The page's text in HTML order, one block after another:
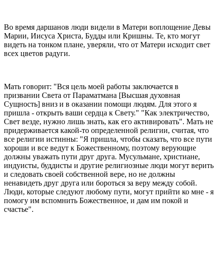
Во время даршанов люди видели в Матери воплощение Девы
Марии, Иисуса Христа, Будды или Кришны. Те, кто могут
видеть на тонком плане, уверяли, что от Матери исходит свет
всех цветов радуги.
Мать говорит: "Вся цель моей работы заключается в
призвании Света от Параматмана [Высшая духовная
Сущность] вниз и в оказании помощи людям. Для этого я
пришла - открыть ваши сердца к Свету." "Как электричество,
Свет везде, нужно лишь знать, как его активировать". Мать не
придерживается какой-то определенной религии, считая, что
все религии истинны: "Я пришла, чтобы сказать, что все пути
хороши и все ведут к Божественному, поэтому верующие
должны уважать пути друг друга. Мусульмане, христиане,
индуисты, буддисты и другие религиозные люди могут верить
и следовать своей собственной вере, но не должны
ненавидеть друг друга или бороться за веру между собой.
Люди, которые следуют любому пути, могут прийти ко мне - я
помогу им вспомнить Божественное, и дам им покой и
счастье".